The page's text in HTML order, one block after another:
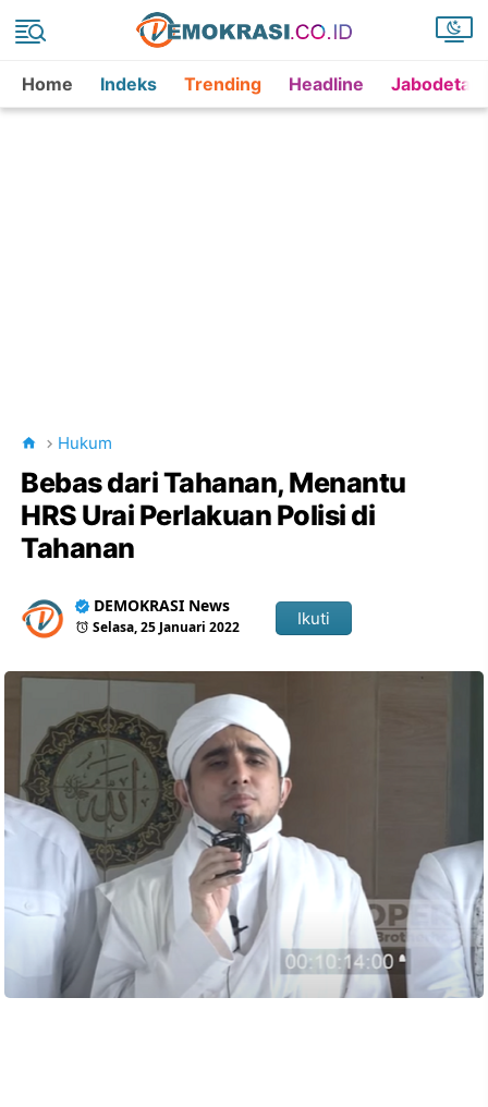
Home Indeks Trending Headline
Hukum
Bebas dari Tahanan, Menantu
HRS Urai Perlakuan Polisi di
Tahanan
DEMOKRASI News
Selasa, 25 Januari 2022 Ikuti